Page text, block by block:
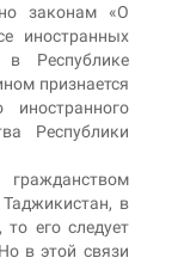
законам «О
иностранных
Республике
признается
Республики
в
его следует
в этой связи